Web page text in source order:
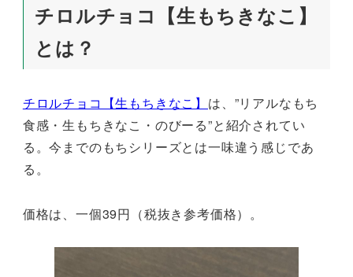
チロルチョコ【生もちきなこ】
とは？
チロルチョコ【生もちきなこ】 は、”リアルなもち
食感・生もちきなこ・のびーる”と紹介されてい
る。今までのもちシリーズとは一味違う感じであ
る。
価格は、一個39円（税抜き参考価格）。